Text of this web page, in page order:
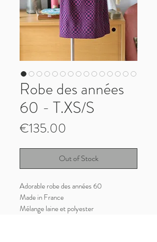
Robe des années
60 - T.XS/S
€135.00
Out of Stock
Adorable robe des années 60
Made in France
Mélange laine et polyester